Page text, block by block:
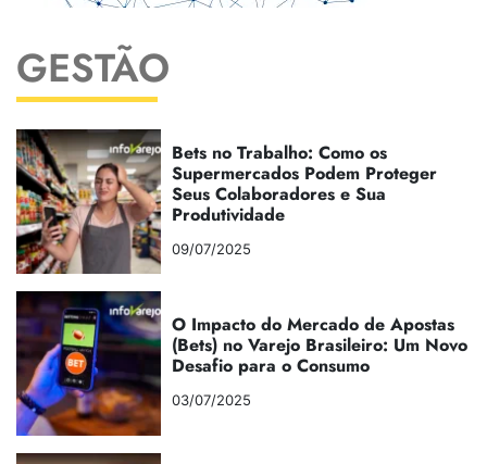
GESTÃO
Bets no Trabalho: Como os
Supermercados Podem Proteger
Seus Colaboradores e Sua
Produtividade
09/07/2025
O Impacto do Mercado de Apostas
(Bets) no Varejo Brasileiro: Um Novo
Desafio para o Consumo
03/07/2025